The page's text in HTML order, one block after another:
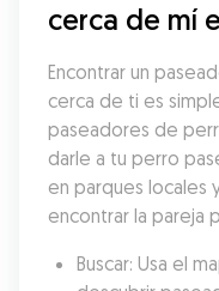
cerca de mí
Encontrar un
cerca de ti es
paseadores de
darle a tu perro
en parques locales
encontrar la pareja
Buscar: Usa el